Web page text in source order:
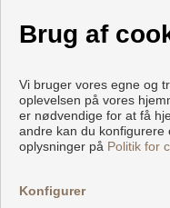
Brug af
Vi bruger vores egne og
oplevelsen på vores
er nødvendige for at få
andre kan du konfigurere
oplysninger på Politik for
Konfigurer